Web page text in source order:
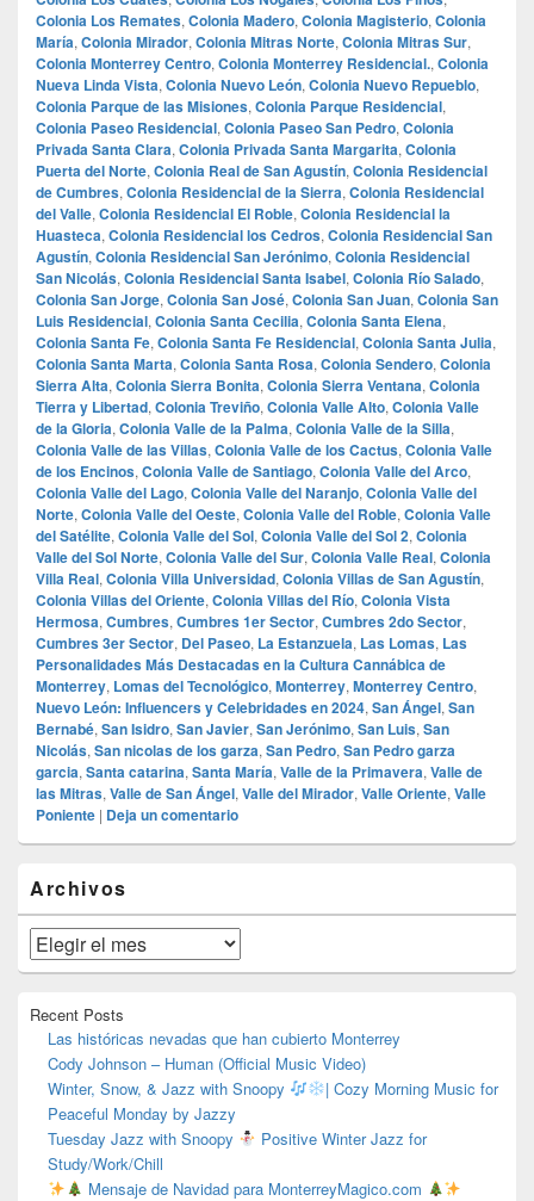
Colonia Los Remates, Colonia Madero, Colonia Magisterio, Colonia
María, Colonia Mirador, Colonia Mitras Norte, Colonia Mitras Sur,
Colonia Monterrey Centro, Colonia Monterrey Residencial., Colonia
Nueva Linda Vista, Colonia Nuevo León, Colonia Nuevo Repueblo,
Colonia Parque de las Misiones, Colonia Parque Residencial,
Colonia Paseo Residencial, Colonia Paseo San Pedro, Colonia
Privada Santa Clara, Colonia Privada Santa Margarita, Colonia
Puerta del Norte, Colonia Real de San Agustín, Colonia Residencial
de Cumbres, Colonia Residencial de la Sierra, Colonia Residencial
del Valle, Colonia Residencial El Roble, Colonia Residencial la
Huasteca, Colonia Residencial los Cedros, Colonia Residencial San
Agustín, Colonia Residencial San Jerónimo, Colonia Residencial
San Nicolás, Colonia Residencial Santa Isabel, Colonia Río Salado,
Colonia San Jorge, Colonia San José, Colonia San Juan, Colonia San
Luis Residencial, Colonia Santa Cecilia, Colonia Santa Elena,
Colonia Santa Fe, Colonia Santa Fe Residencial, Colonia Santa Julia,
Colonia Santa Marta, Colonia Santa Rosa, Colonia Sendero, Colonia
Sierra Alta, Colonia Sierra Bonita, Colonia Sierra Ventana, Colonia
Tierra y Libertad, Colonia Treviño, Colonia Valle Alto, Colonia Valle
de la Gloria, Colonia Valle de la Palma, Colonia Valle de la Silla,
Colonia Valle de las Villas, Colonia Valle de los Cactus, Colonia Valle
de los Encinos, Colonia Valle de Santiago, Colonia Valle del Arco,
Colonia Valle del Lago, Colonia Valle del Naranjo, Colonia Valle del
Norte, Colonia Valle del Oeste, Colonia Valle del Roble, Colonia Valle
del Satélite, Colonia Valle del Sol, Colonia Valle del Sol 2, Colonia
Valle del Sol Norte, Colonia Valle del Sur, Colonia Valle Real, Colonia
Villa Real, Colonia Villa Universidad, Colonia Villas de San Agustín,
Colonia Villas del Oriente, Colonia Villas del Río, Colonia Vista
Hermosa, Cumbres, Cumbres 1er Sector, Cumbres 2do Sector,
Cumbres 3er Sector, Del Paseo, La Estanzuela, Las Lomas, Las
Personalidades Más Destacadas en la Cultura Cannábica de
Monterrey, Lomas del Tecnológico, Monterrey, Monterrey Centro,
Nuevo León: Influencers y Celebridades en 2024, San Ángel, San
Bernabé, San Isidro, San Javier, San Jerónimo, San Luis, San
Nicolás, San nicolas de los garza, San Pedro, San Pedro garza
garcia, Santa catarina, Santa María, Valle de la Primavera, Valle de
las Mitras, Valle de San Ángel, Valle del Mirador, Valle Oriente, Valle
Poniente | Deja un comentario
área
de
widget
barra
lateral
Archivos
Archivos
Recent Posts
Las históricas nevadas que han cubierto Monterrey
Cody Johnson – Human (Official Music Video)
Winter, Snow, & Jazz with Snoopy
| Cozy Morning Music for
Peaceful Monday by Jazzy
Tuesday Jazz with Snoopy
Positive Winter Jazz for
Study/Work/Chill
Mensaje de Navidad para MonterreyMagico.com